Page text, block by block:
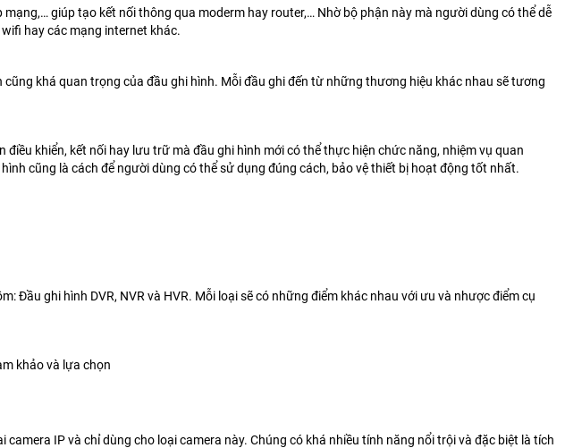
giúp tạo kết nối thông qua moderm hay router,… Nhờ bộ phận này mà người dùng có thể dễ
hay các mạng internet khác.
khá quan trọng của đầu ghi hình. Mỗi đầu ghi đến từ những thương hiệu khác nhau sẽ tương
khiển, kết nối hay lưu trữ mà đầu ghi hình mới có thể thực hiện chức năng, nhiệm vụ quan
cũng là cách để người dùng có thể sử dụng đúng cách, bảo vệ thiết bị hoạt động tốt nhất.
Đầu ghi hình DVR, NVR và HVR. Mỗi loại sẽ có những điểm khác nhau với ưu và nhược điểm cụ
khảo và lựa chọn
IP và chỉ dùng cho loại camera này. Chúng có khá nhiều tính năng nổi trội và đặc biệt là tích